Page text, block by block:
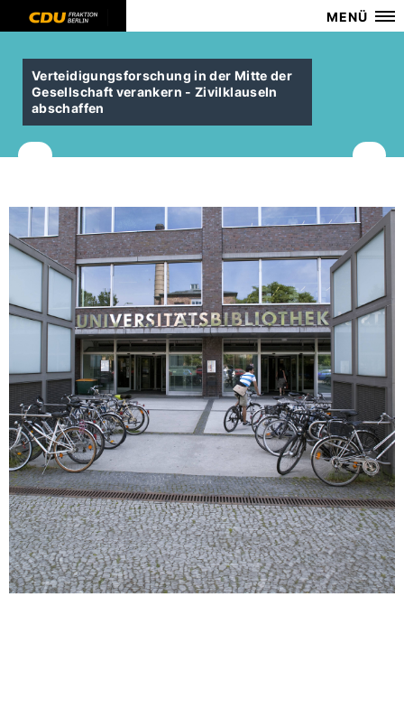
MENÜ
Verteidigungsforschung in der Mitte der
Gesellschaft verankern - Zivilklauseln
abschaffen